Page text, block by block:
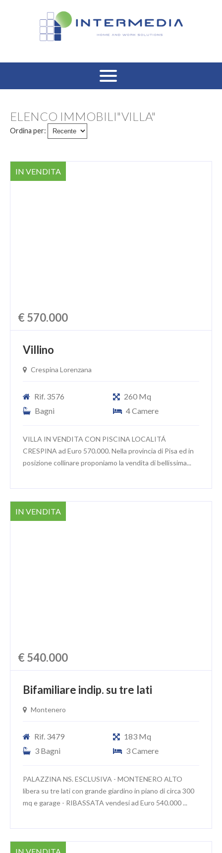
VENDITA RESIDENZIALE
VENDITA COMMERCIALE
CONTATTI
ELENCO IMMOBILI"VILLA"
Ordina per:
IN VENDITA
€ 570.000
Villino
Crespina Lorenzana
Rif. 3576
260 Mq
Bagni
4 Camere
VILLA IN VENDITA CON PISCINA LOCALITÁ
CRESPINA ad Euro 570.000. Nella provincia di Pisa ed in
posizione collinare proponiamo la vendita di bellissima...
IN VENDITA
€ 540.000
Bifamiliare indip. su tre lati
Montenero
Rif. 3479
183 Mq
3 Bagni
3 Camere
PALAZZINA NS. ESCLUSIVA - MONTENERO ALTO
libera su tre lati con grande giardino in piano di circa 300
mq e garage - RIBASSATA vendesi ad Euro 540.000 ...
IN VENDITA